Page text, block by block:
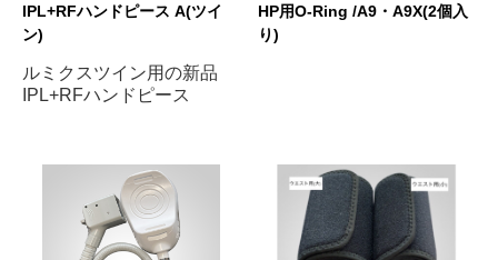
IPL+RFハンドピース A(ツイ
ン)
ルミクスツイン用の新品
IPL+RFハンドピース
HP用O-Ring /A9・A9X(2個入
り)